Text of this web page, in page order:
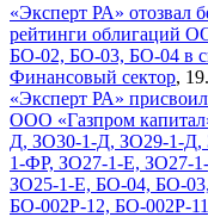
«Эксперт РА» отозвал
рейтинги облигаций
БО-02, БО-03, БО-04 в
Финансовый сектор,
«Эксперт РА»
ООО «Газпром
Д, ЗО30-1-Д, ЗО29-1-Д,
1-ФР, ЗО27-1-Е, ЗО27-
ЗО25-1-Е, БО-04, БО-
БО-002Р-12, БО-002Р-